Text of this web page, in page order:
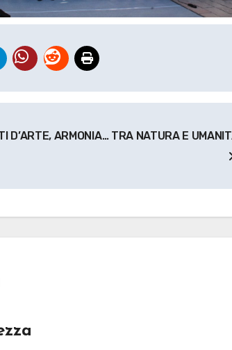
D’ARTE, ARMONIA… TRA NATURA E